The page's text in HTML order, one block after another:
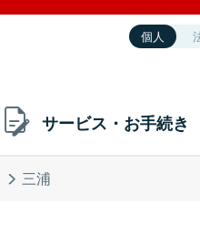
個人
サービス・お手続き
三浦